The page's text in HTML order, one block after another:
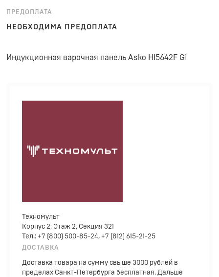
ПРЕДОПЛАТА
НЕОБХОДИМА ПРЕДОПЛАТА
Индукционная варочная панель Asko HI5642F G1
Техномульт
Корпус 2, Этаж 2, Секция 321
Тел.: +7 (800) 500-85-24, +7 (812) 615-21-25
ДОСТАВКА
Доставка товара на сумму свыше 3000 рублей в
пределах Санкт-Петербурга бесплатная. Дальше